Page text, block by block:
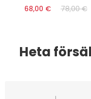
68,00 € 78,00 €
Heta